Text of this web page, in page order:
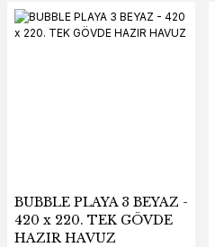
BUBBLE PLAYA 3 BEYAZ -
420 x 220. TEK GÖVDE
HAZIR HAVUZ